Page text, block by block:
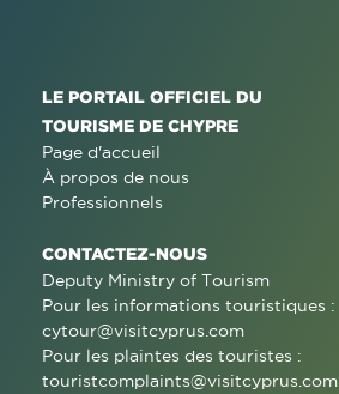
LE PORTAIL OFFICIEL DU
TOURISME DE CHYPRE
Page d'accueil
À propos de nous
Professionnels
CONTACTEZ-NOUS
Deputy Ministry of Tourism
Pour les informations touristiques :
cytour@visitcyprus.com
Pour les plaintes des touristes :
touristcomplaints@visitcyprus.com